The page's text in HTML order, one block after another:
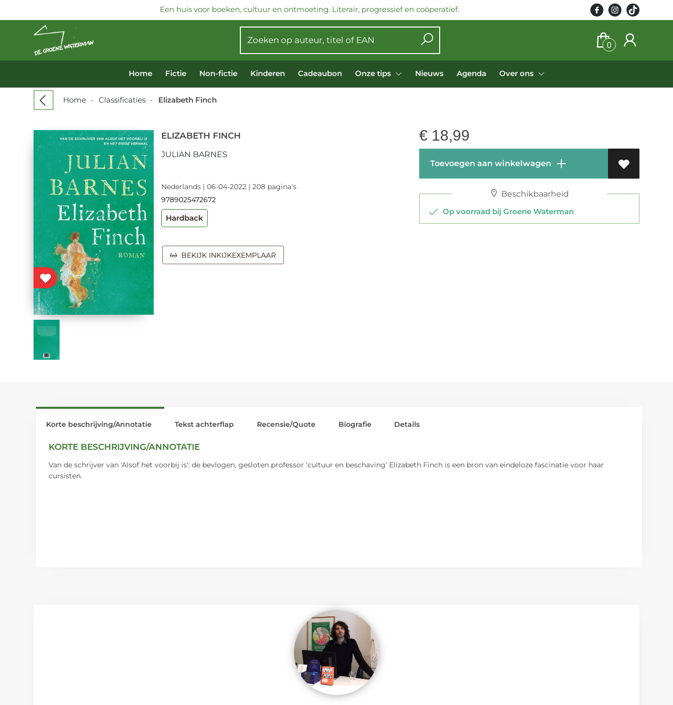
Een huis voor boeken, cultuur en ontmoeting. Literair, progressief en coöperatief.
0
Home Fictie Non-fictie Kinderen Cadeaubon Onze tips Nieuws Agenda Over ons
Home - Classificaties - Elizabeth Finch
ELIZABETH FINCH
JULIAN BARNES
Nederlands | 06-04-2022 | 208 pagina's
9789025472672
Hardback
BEKIJK INKIJKEXEMPLAAR
€ 18,99
Toevoegen aan winkelwagen
Beschikbaarheid
Op voorraad bij Groene Waterman
Korte beschrijving/Annotatie
KORTE BESCHRIJVING/ANNOTATIE
Van de schrijver van 'Alsof het voorbij is': de bevlogen, gesloten professor ‘cultuur en beschaving’ Elizabeth Finch is een bron van eindeloze fascinatie voor haar
cursisten.
Tekst achterflap Recensie/Quote Biografie Details